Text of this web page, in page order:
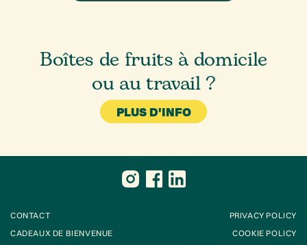
Boîtes de fruits à domicile
ou au travail ?
PLUS D'INFO
CONTACT
CADEAUX DE BIENVENUE
PRIVACY POLICY
COOKIE POLICY